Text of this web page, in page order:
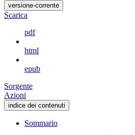
versione-corrente
Scarica
pdf
html
epub
Sorgente
Azioni
indice dei contenuti
Sommario